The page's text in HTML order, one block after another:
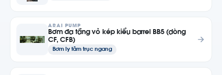
ARAI PUMP
Bơm đa tầng vỏ kép kiểu barrel BB5 (dòng
CF, CFB)
Bơm ly tâm trục ngang